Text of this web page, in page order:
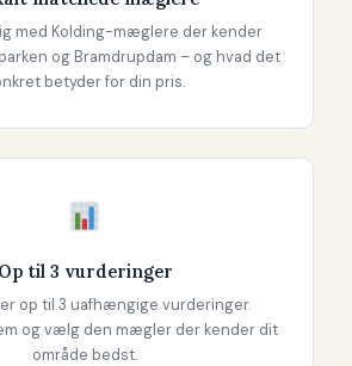
med Kolding-mæglere der kender
og Bramdrupdam – og hvad det
betyder for din pris.
Op til 3 vurderinger
op til 3 uafhængige vurderinger.
og vælg den mægler der kender dit
område bedst.